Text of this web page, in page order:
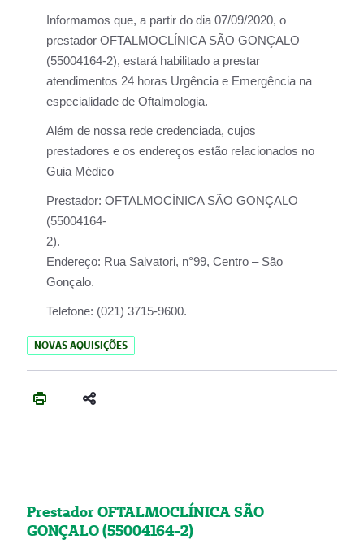
Informamos que, a partir do dia 07/09/2020, o
prestador OFTALMOCLÍNICA SÃO GONÇALO
(55004164-2), estará habilitado a prestar
atendimentos 24 horas Urgência e Emergência na
especialidade de Oftalmologia.
Além de nossa rede credenciada, cujos
prestadores e os endereços estão relacionados no
Guia Médico
Prestador: OFTALMOCÍNICA SÃO GONÇALO
(55004164-
2).
Endereço: Rua Salvatori, n°99, Centro – São
Gonçalo.
Telefone: (021) 3715-9600.
NOVAS AQUISIÇÕES
Prestador OFTALMOCLÍNICA SÃO
GONÇALO (55004164-2)